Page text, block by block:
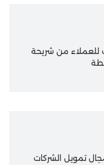
للعملاء من شريحة
تمويل الشركات